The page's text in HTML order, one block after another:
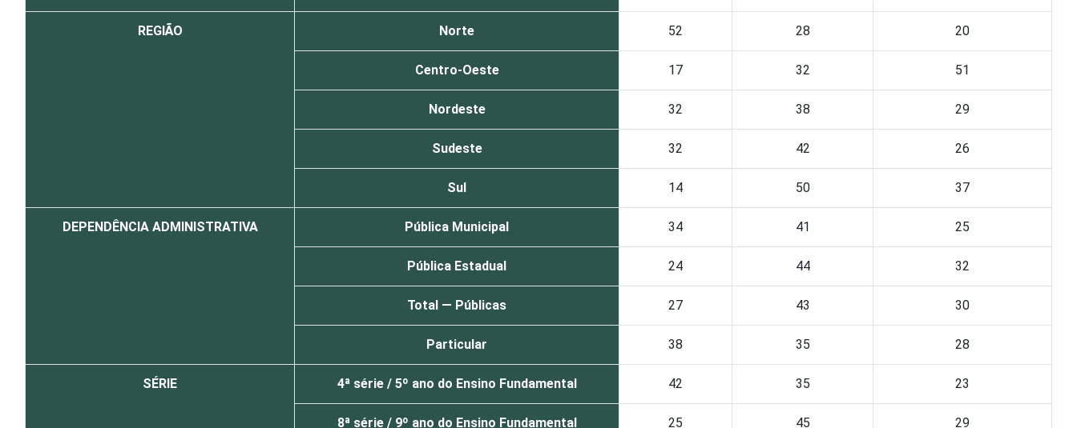
REGIÃO Norte 52 28 20
Centro-Oeste 17 32 51
Nordeste 32 38 29
Sudeste 32 42 26
Sul 14 50 37
DEPENDÊNCIA ADMINISTRATIVA Pública Municipal 34 41 25
Pública Estadual 24 44 32
Total — Públicas 27 43 30
Particular 38 35 28
SÉRIE 4ª série / 5º ano do Ensino Fundamental 42 35 23
8ª série / 9º ano do Ensino Fundamental 25 45 29